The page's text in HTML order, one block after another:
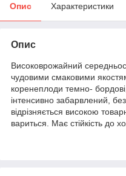
Опис Характеристики
Опис
Високоврожайний
чудовими смаковими
коренеплоди темно-
інтенсивно забарвлений,
відрізняється високою
вариться. Має стійкість до